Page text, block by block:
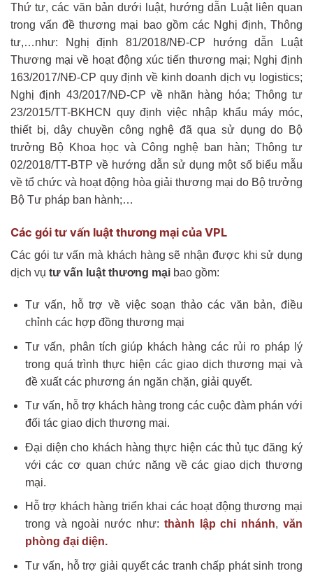
Thứ tư, các văn bản dưới luật, hướng dẫn Luật liên quan
trong vấn đề thương mại bao gồm các Nghị định, Thông
tư,…như: Nghị định 81/2018/NĐ-CP hướng dẫn Luật
Thương mại về hoạt động xúc tiến thương mại; Nghị định
163/2017/NĐ-CP quy định về kinh doanh dịch vụ logistics;
Nghị định 43/2017/NĐ-CP về nhãn hàng hóa; Thông tư
23/2015/TT-BKHCN quy định việc nhập khẩu máy móc,
thiết bị, dây chuyền công nghệ đã qua sử dụng do Bộ
trưởng Bộ Khoa học và Công nghệ ban hàn; Thông tư
02/2018/TT-BTP về hướng dẫn sử dụng một số biểu mẫu
về tổ chức và hoạt động hòa giải thương mại do Bộ trưởng
Bộ Tư pháp ban hành;…
Các gói tư vấn luật thương mại của VPL
Các gói tư vấn mà khách hàng sẽ nhận được khi sử dụng
dịch vụ tư vấn luật thương mại bao gồm:
Tư vấn, hỗ trợ về việc soạn thảo các văn bản, điều
chỉnh các hợp đồng thương mại
Tư vấn, phân tích giúp khách hàng các rủi ro pháp lý
trong quá trình thực hiện các giao dịch thương mại và
đề xuất các phương án ngăn chặn, giải quyết.
Tư vấn, hỗ trợ khách hàng trong các cuộc đàm phán với
đối tác giao dịch thương mại.
Đại diện cho khách hàng thực hiện các thủ tục đăng ký
với các cơ quan chức năng về các giao dịch thương
mại.
Hỗ trợ khách hàng triển khai các hoạt động thương mại
trong và ngoài nước như: thành lập chi nhánh,văn
phòng đại diện.
Tư vấn, hỗ trợ giải quyết các tranh chấp phát sinh trong